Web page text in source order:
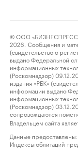
© ООО
2026. Сообщения и
(свидетельство о
выдано Федеральной
информационных
(Роскомнадзор)
издания «РБК»
информации выдано
информационных
(Роскомнадзор)
сопровождаются
Владельцем сайта
Данные предоставлены:
Индексы облигаций